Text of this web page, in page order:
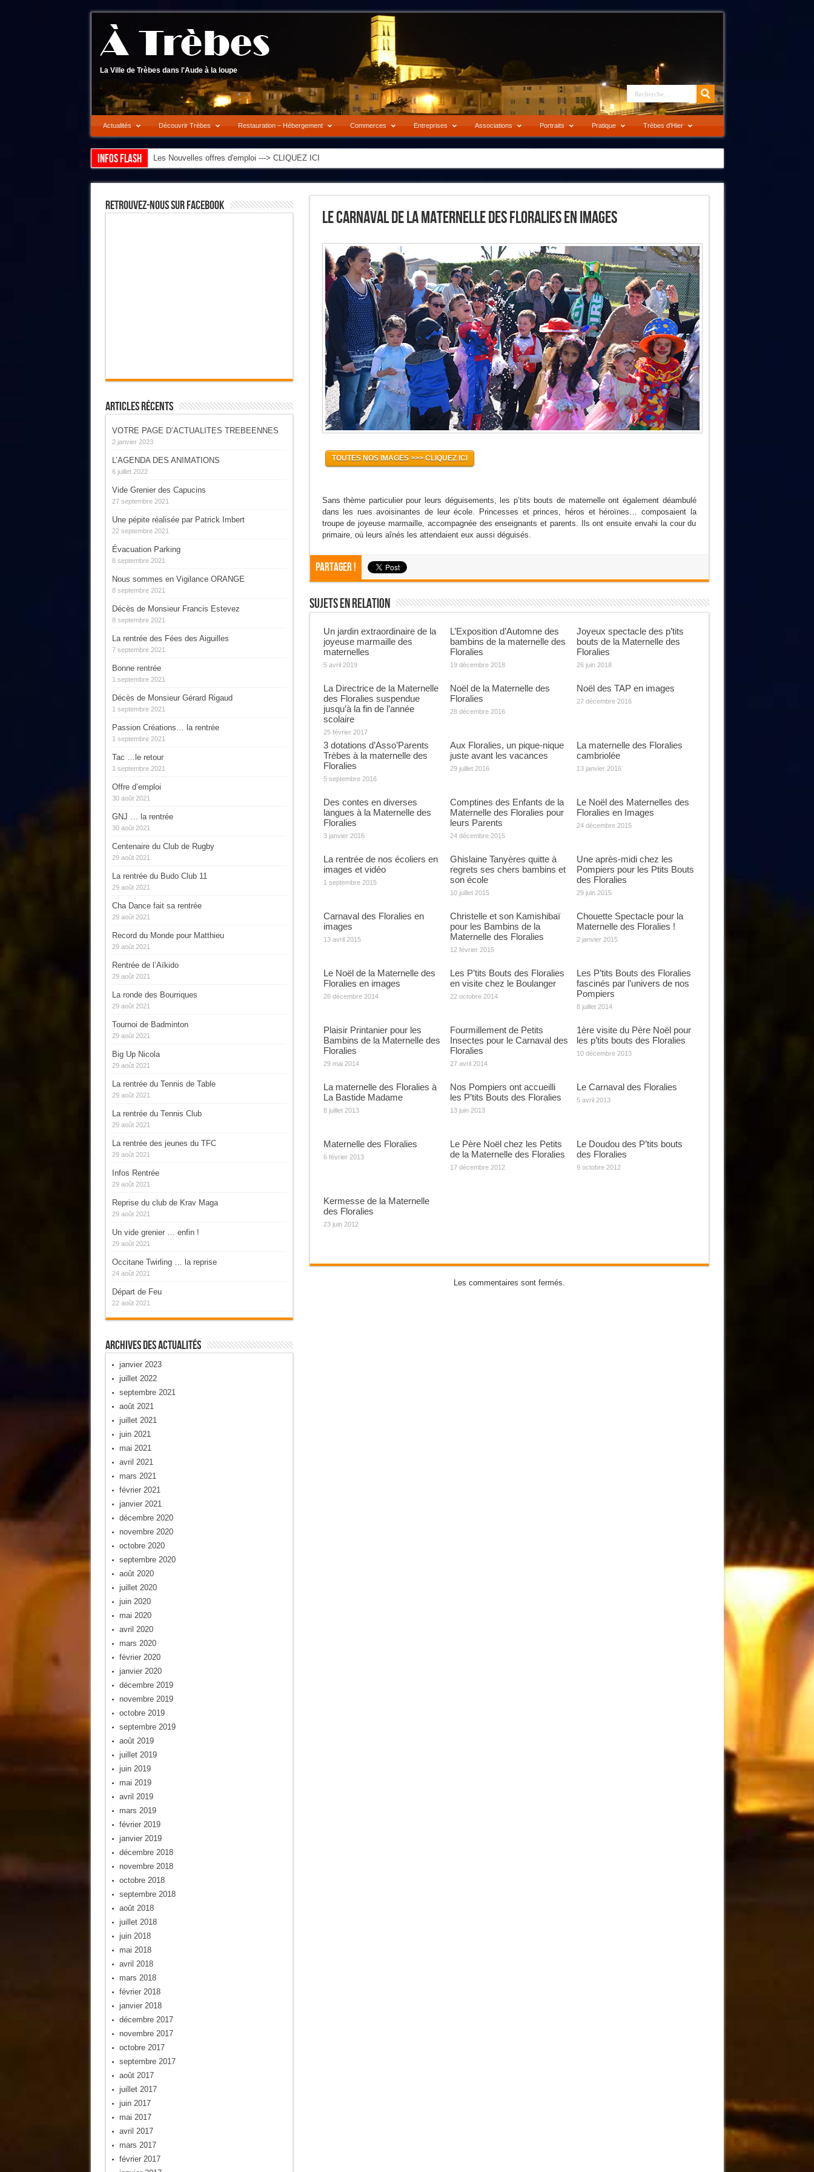
La Ville de Trèbes dans l'Aude à la loupe
Actualités Découvrir Trèbes Restauration – Hébergement Commerces Entreprises Associations Portraits Pratique Trèbes d’Hier
Infos flash Les Nouvelles offres d'emploi ---> CLIQUEZ ICI
Le Carnaval De La Maternelle Des Floralies En Images
TOUTES NOS IMAGES >>> CLIQUEZ ICI
Sans thème particulier pour leurs déguisements, les p’tits bouts de maternelle ont également déambulé
dans les rues avoisinantes de leur école. Princesses et princes, héros et héroïnes… composaient la
troupe de joyeuse marmaille, accompagnée des enseignants et parents. Ils ont ensuite envahi la cour du
primaire, où leurs aînés les attendaient eux aussi déguisés.
Partager !
Sujets En Relation
Un jardin extraordinaire de la
joyeuse marmaille des
maternelles
5 avril 2019
L’Exposition d’Automne des
bambins de la maternelle des
Floralies
19 décembre 2018
Joyeux spectacle des p’tits
bouts de la Maternelle des
Floralies
26 juin 2018
La Directrice de la Maternelle
des Floralies suspendue
jusqu’à la fin de l’année
scolaire
25 février 2017
Noël de la Maternelle des
Floralies
28 décembre 2016
Noël des TAP en images
27 décembre 2016
3 dotations d’Asso’Parents
Trèbes à la maternelle des
Floralies
5 septembre 2016
Aux Floralies, un pique-nique
juste avant les vacances
29 juillet 2016
La maternelle des Floralies
cambriolée
13 janvier 2016
Des contes en diverses
langues à la Maternelle des
Floralies
3 janvier 2016
Comptines des Enfants de la
Maternelle des Floralies pour
leurs Parents
24 décembre 2015
Le Noël des Maternelles des
Floralies en Images
24 décembre 2015
La rentrée de nos écoliers en
images et vidéo
1 septembre 2015
Ghislaine Tanyères quitte à
regrets ses chers bambins et
son école
10 juillet 2015
Une après-midi chez les
Pompiers pour les Ptits Bouts
des Floralies
29 juin 2015
Carnaval des Floralies en
images
13 avril 2015
Christelle et son Kamishibaï
pour les Bambins de la
Maternelle des Floralies
12 février 2015
Chouette Spectacle pour la
Maternelle des Floralies !
2 janvier 2015
Le Noël de la Maternelle des
Floralies en images
26 décembre 2014
Les P’tits Bouts des Floralies
en visite chez le Boulanger
22 octobre 2014
Les P’tits Bouts des Floralies
fascinés par l’univers de nos
Pompiers
8 juillet 2014
Plaisir Printanier pour les
Bambins de la Maternelle des
Floralies
29 mai 2014
Fourmillement de Petits
Insectes pour le Carnaval des
Floralies
27 avril 2014
1ère visite du Père Noël pour
les p’tits bouts des Floralies
10 décembre 2013
La maternelle des Floralies à
La Bastide Madame
8 juillet 2013
Nos Pompiers ont accueilli
les P’tits Bouts des Floralies
13 juin 2013
Le Carnaval des Floralies
5 avril 2013
Maternelle des Floralies
6 février 2013
Le Père Noël chez les Petits
de la Maternelle des Floralies
17 décembre 2012
Le Doudou des P’tits bouts
des Floralies
9 octobre 2012
Kermesse de la Maternelle
des Floralies
23 juin 2012
Les commentaires sont fermés.
Retrouvez-Nous Sur Facebook
Articles Récents
VOTRE PAGE D’ACTUALITES TREBEENNES
2 janvier 2023
L’AGENDA DES ANIMATIONS
6 juillet 2022
Vide Grenier des Capucins
27 septembre 2021
Une pépite réalisée par Patrick Imbert
22 septembre 2021
Évacuation Parking
8 septembre 2021
Nous sommes en Vigilance ORANGE
8 septembre 2021
Décès de Monsieur Francis Estevez
8 septembre 2021
La rentrée des Fées des Aiguilles
7 septembre 2021
Bonne rentrée
1 septembre 2021
Décès de Monsieur Gérard Rigaud
1 septembre 2021
Passion Créations… la rentrée
1 septembre 2021
Tac …le retour
1 septembre 2021
Offre d’emploi
30 août 2021
GNJ … la rentrée
30 août 2021
Centenaire du Club de Rugby
29 août 2021
La rentrée du Budo Club 11
29 août 2021
Cha Dance fait sa rentrée
29 août 2021
Record du Monde pour Matthieu
29 août 2021
Rentrée de l’Aïkido
29 août 2021
La ronde des Bourriques
29 août 2021
Tournoi de Badminton
29 août 2021
Big Up Nicola
29 août 2021
La rentrée du Tennis de Table
29 août 2021
La rentrée du Tennis Club
29 août 2021
La rentrée des jeunes du TFC
29 août 2021
Infos Rentrée
29 août 2021
Reprise du club de Krav Maga
29 août 2021
Un vide grenier … enfin !
29 août 2021
Occitane Twirling … la reprise
24 août 2021
Départ de Feu
22 août 2021
Archives Des Actualités
janvier 2023
juillet 2022
septembre 2021
août 2021
juillet 2021
juin 2021
mai 2021
avril 2021
mars 2021
février 2021
janvier 2021
décembre 2020
novembre 2020
octobre 2020
septembre 2020
août 2020
juillet 2020
juin 2020
mai 2020
avril 2020
mars 2020
février 2020
janvier 2020
décembre 2019
novembre 2019
octobre 2019
septembre 2019
août 2019
juillet 2019
juin 2019
mai 2019
avril 2019
mars 2019
février 2019
janvier 2019
décembre 2018
novembre 2018
octobre 2018
septembre 2018
août 2018
juillet 2018
juin 2018
mai 2018
avril 2018
mars 2018
février 2018
janvier 2018
décembre 2017
novembre 2017
octobre 2017
septembre 2017
août 2017
juillet 2017
juin 2017
mai 2017
avril 2017
mars 2017
février 2017